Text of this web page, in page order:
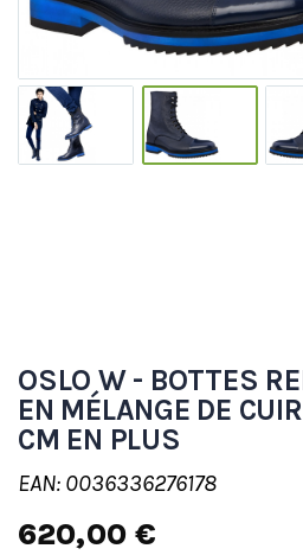
OSLO W - BOTTES
EN MÉLANGE DE
CM EN PLUS
EAN: 0036336276178
620,00 €